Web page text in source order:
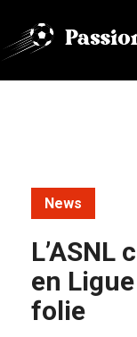
contenu
News
en
folie